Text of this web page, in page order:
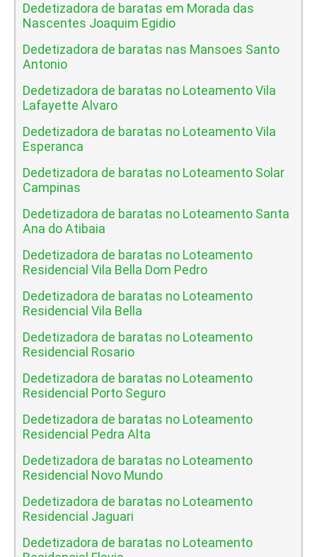
Dedetizadora de baratas em Morada das
Nascentes Joaquim Egidio
Dedetizadora de baratas nas Mansoes Santo
Antonio
Dedetizadora de baratas no Loteamento Vila
Lafayette Alvaro
Dedetizadora de baratas no Loteamento Vila
Esperanca
Dedetizadora de baratas no Loteamento Solar
Campinas
Dedetizadora de baratas no Loteamento Santa
Ana do Atibaia
Dedetizadora de baratas no Loteamento
Residencial Vila Bella Dom Pedro
Dedetizadora de baratas no Loteamento
Residencial Vila Bella
Dedetizadora de baratas no Loteamento
Residencial Rosario
Dedetizadora de baratas no Loteamento
Residencial Porto Seguro
Dedetizadora de baratas no Loteamento
Residencial Pedra Alta
Dedetizadora de baratas no Loteamento
Residencial Novo Mundo
Dedetizadora de baratas no Loteamento
Residencial Jaguari
Dedetizadora de baratas no Loteamento